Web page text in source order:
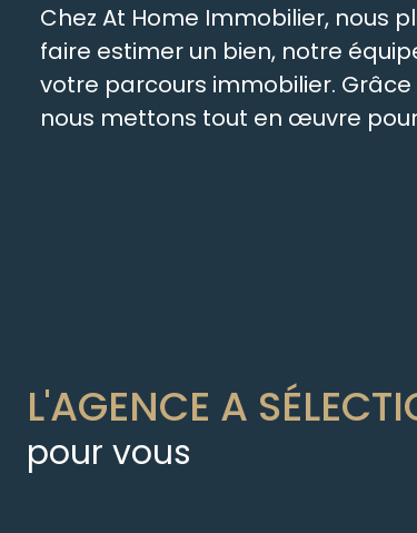
Chez At Home Immobilier, nous
faire estimer un bien, notre
votre parcours immobilier.
nous mettons tout en œuvre
L'AGENCE A
pour vous